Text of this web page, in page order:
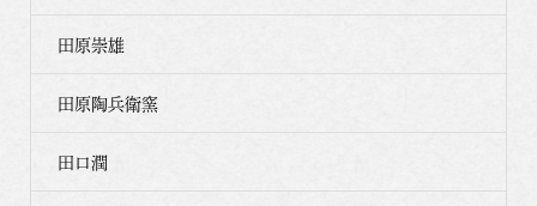
田原崇雄
田原陶兵衛窯
田口潤